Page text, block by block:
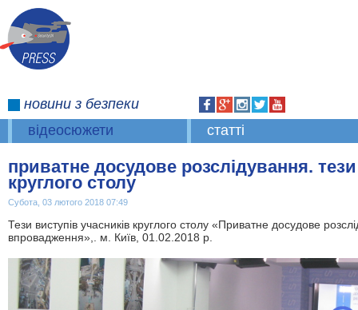
новини з безпеки
відеосюжети
статті
приватне досудове розслідування.
круглого столу
Субота, 03 лютого 2018 07:49
Тези виступів учасників круглого столу «Приватне досудове
впровадження»,. м. Київ, 01.02.2018 р.